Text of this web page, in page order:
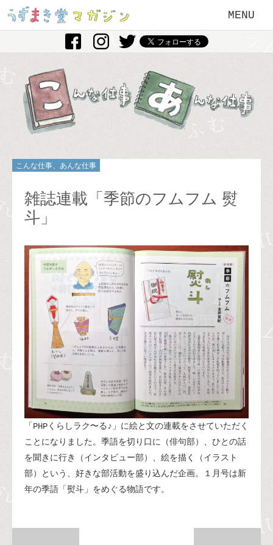
MENU
こんな仕事、あんな仕事
雑誌連載「季節のフムフム 熨
斗」
「PHPくらしラク〜る♪」に絵と文の連載をさせていただく
ことになりました。季語を切り口に（俳句部）、ひとの話
を聞きに行き（インタビュー部）、絵を描く（イラスト
部）という、好きな部活動を盛り込んだ企画。１月号は新
年の季語「熨斗」をめぐる物語です。